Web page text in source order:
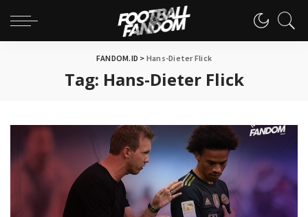
FANDOM.ID > Hans-Dieter Flick
Tag: Hans-Dieter Flick